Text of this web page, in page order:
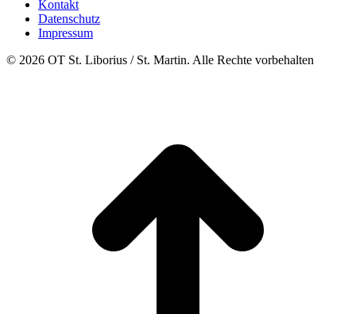
Kontakt
Datenschutz
Impressum
© 2026 OT St. Liborius / St. Martin. Alle Rechte vorbehalten